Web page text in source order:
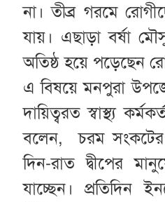
না। তীব্র গরমে
যায়। এছাড়া বর্ষা
অতিষ্ঠ হয়ে পড়েছেন
এ বিষয়ে মনপুরা
দায়িত্বরত স্বাস্থ্য
বলেন, চরম সংকটের
দিন-রাত দ্বীপের
যাচ্ছেন।